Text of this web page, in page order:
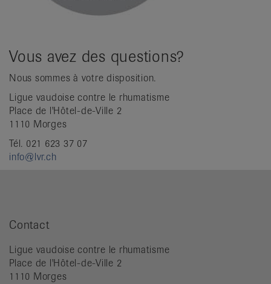
Vous avez des questions?
Nous sommes à votre disposition.
Ligue vaudoise contre le rhumatisme
Place de l'Hôtel-de-Ville 2
1110 Morges
Tél. 021 623 37 07
info@lvr.ch
Contact
Ligue vaudoise contre le rhumatisme
Place de l'Hôtel-de-Ville 2
1110 Morges